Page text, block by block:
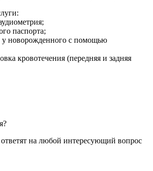
паспорта;
у новорожденного с помощью
кровотечения (передняя и задняя
на любой интересующий вопрос